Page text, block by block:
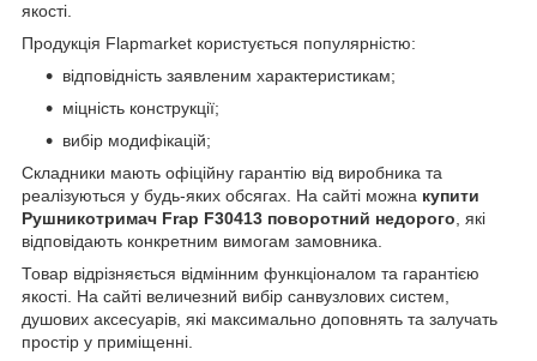
якості.
Продукція Flapmarket користується популярністю:
відповідність заявленим характеристикам;
міцність конструкції;
вибір модифікацій;
Складники мають офіційну гарантію від виробника та
реалізуються у будь-яких обсягах. На сайті можна купити
Рушникотримач Frap F30413 поворотний недорого, які
відповідають конкретним вимогам замовника.
Товар відрізняється відмінним функціоналом та гарантією
якості. На сайті величезний вибір санвузлових систем,
душових аксесуарів, які максимально доповнять та залучать
простір у приміщенні.